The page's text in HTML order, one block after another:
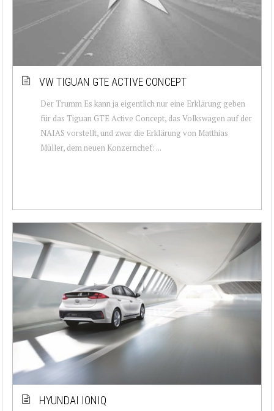
VW TIGUAN GTE ACTIVE CONCEPT
Der Trumm Es kann ja eigentlich nur eine Erklärung geben
für das Tiguan GTE Active Concept, das Volkswagen auf der
NAIAS vorstellt, und zwar die Erklärung von Matthias
Müller, dem neuen Konzernchef: ...
HYUNDAI IONIQ